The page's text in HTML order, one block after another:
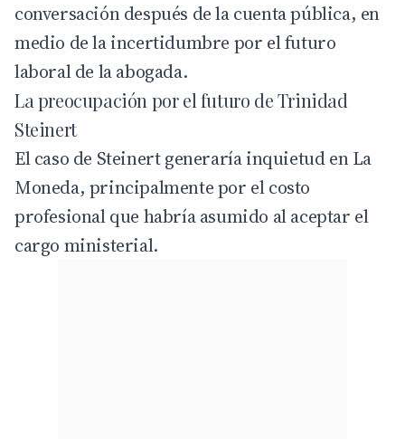
conversación después de la cuenta pública, en
medio de la incertidumbre por el futuro
laboral de la abogada.
La preocupación por el futuro de Trinidad
Steinert
El caso de Steinert generaría inquietud en La
Moneda, principalmente por el costo
profesional que habría asumido al aceptar el
cargo ministerial.